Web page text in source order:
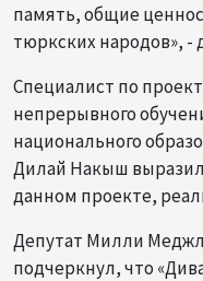
память, общие
тюркских народов», -
Специалист по
непрерывного
национального
Дилай Накыш
данном проекте,
Депутат Милли
подчеркнул, что